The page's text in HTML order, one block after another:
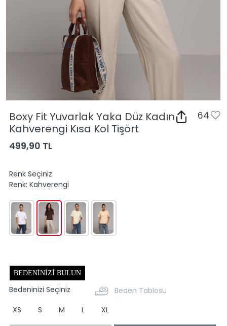
Boxy Fit Yuvarlak Yaka Düz Kadın
Kahverengi Kısa Kol Tişört
64
499,90 TL
Renk Seçiniz
Renk: Kahverengi
BEDENINIZI BULUN
Bedeninizi Seçiniz
Beden Tablosu
XS
S M L XL